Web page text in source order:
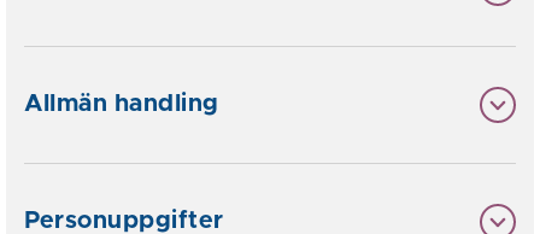
Allmän handling
Personuppgifter